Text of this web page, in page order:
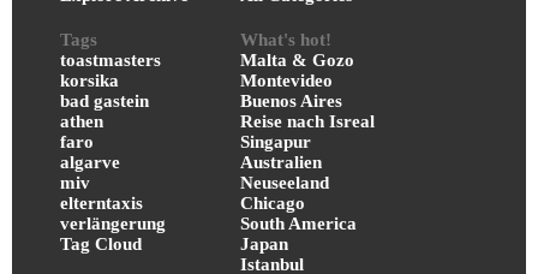
Tags
toastmasters
korsika
bad gastein
athen
faro
algarve
miv
elterntaxis
verlängerung
Tag Cloud
What's hot!
Malta & Gozo
Montevideo
Buenos Aires
Reise nach Isreal
Singapur
Australien
Neuseeland
Chicago
South America
Japan
Istanbul